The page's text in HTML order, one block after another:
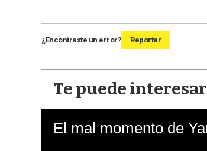
¿Encontraste un error? Reportar
Te puede interesar